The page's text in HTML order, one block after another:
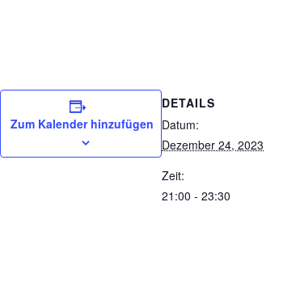
Zum Kalender hinzufügen
DETAILS
Datum:
Dezember 24, 2023
Zeit:
21:00 - 23:30